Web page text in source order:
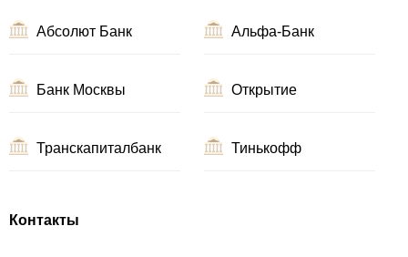
Абсолют Банк Альфа-Банк
Банк Москвы Открытие
Транскапиталбанк Тинькофф
Контакты